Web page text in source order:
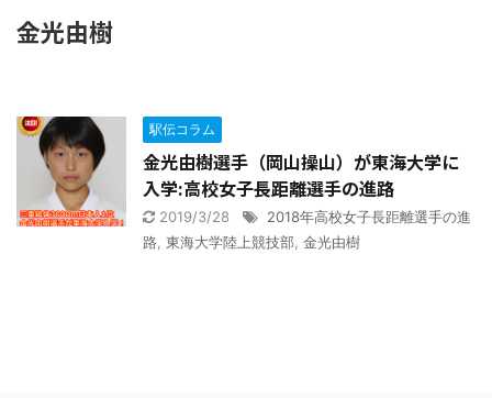
金光由樹
駅伝コラム
金光由樹選手（岡山操山）が東海大学に
入学:高校女子長距離選手の進路
2019/3/28
2018年高校女子長距離選手の進
路 東海大学陸上競技部 金光由樹